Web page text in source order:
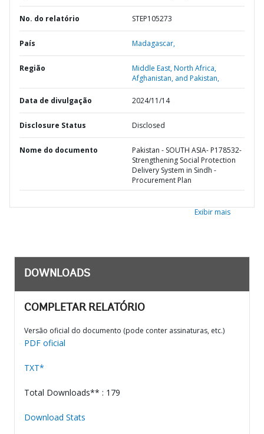
No. do relatório STEP105273
País Madagascar,
Região
Middle East, North Africa,
Afghanistan, and Pakistan,
Data de divulgação 2024/11/14
Disclosure Status Disclosed
Nome do documento
Pakistan - SOUTH ASIA- P178532-
Strengthening Social Protection
Delivery System in Sindh -
Procurement Plan
Exibir mais
DOWNLOADS
COMPLETAR RELATÓRIO
Versão oficial do documento (pode conter assinaturas, etc.)
PDF oficial
TXT*
Total Downloads** : 179
Download Stats